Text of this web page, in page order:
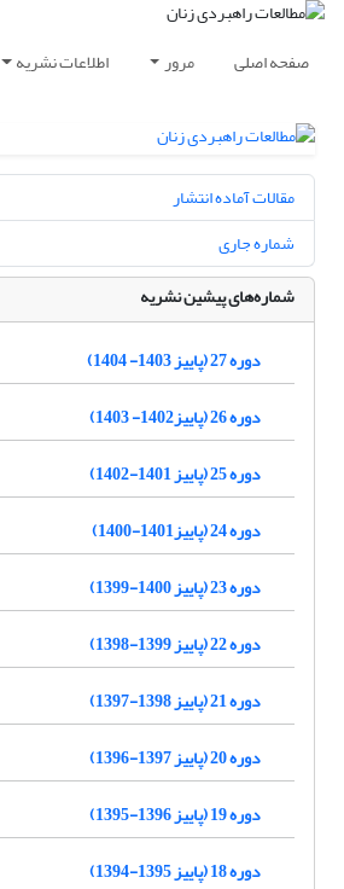
صفحه اصلی مرور اطلاعات نشریه
مقالات آماده انتشار
شماره جاری
شماره‌های پیشین نشریه
دوره 27 (پاییز 1403- 1404)
دوره 26 (پاییز1402- 1403)
دوره 25 (پاییز 1401-1402)
دوره 24 (پاییز1401-1400)
دوره 23 (پاییز 1400-1399)
دوره 22 (پاییز 1399-1398)
دوره 21 (پاییز 1398-1397)
دوره 20 (پاییز 1397-1396)
دوره 19 (پاییز 1396-1395)
دوره 18 (پاییز 1395-1394)